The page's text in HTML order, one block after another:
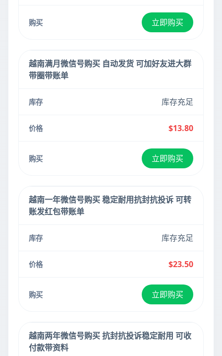
立即购买
越南满月微信号购买 自动发货 可加好友进大群
带圈带账单
库存充足
$13.80
立即购买
越南一年微信号购买 稳定耐用抗封抗投诉 可转
账发红包带账单
库存充足
$23.50
立即购买
越南两年微信号购买 抗封抗投诉稳定耐用 可收
付款带资料